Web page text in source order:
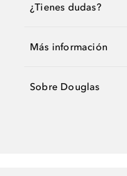
¿Tienes dudas?
Más información
Sobre Douglas